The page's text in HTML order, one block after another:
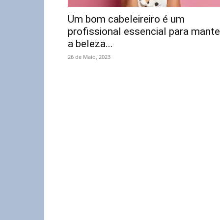
Um bom cabeleireiro é um
profissional essencial para
a beleza...
26 de Maio, 2023